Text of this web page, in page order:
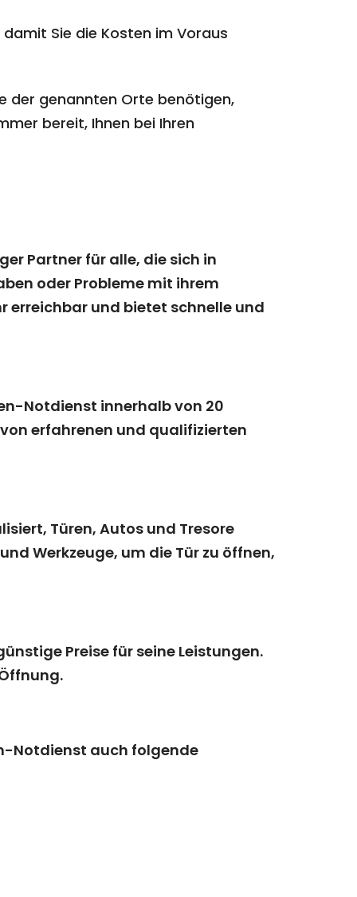
Sie die Kosten im Voraus
der genannten Orte benötigen,
bereit, Ihnen bei Ihren
Partner für alle, die sich in
oder Probleme mit ihrem
erreichbar und bietet schnelle und
Notdienst innerhalb von 20
erfahrenen und qualifizierten
Türen, Autos und Tresore
Werkzeuge, um die Tür zu öffnen,
Preise für seine Leistungen.
Notdienst auch folgende